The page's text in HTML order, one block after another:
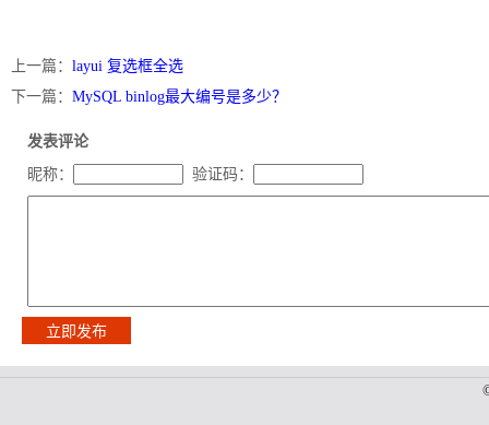
上一篇： layui 复选框全选
下一篇： MySQL binlog最大编号是多少？
发表评论
昵称：
验证码：